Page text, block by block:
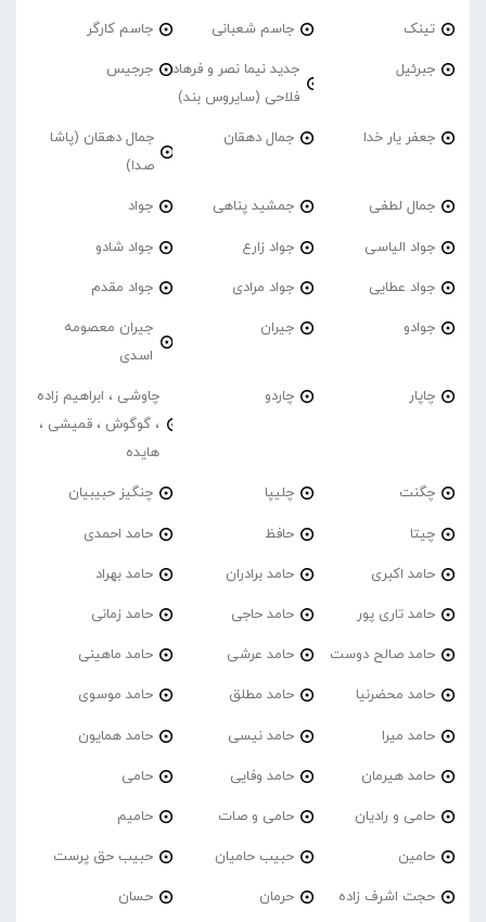
تینک جاسم شعبانی جاسم کارگر
جبرئیل
جدید نیما نصر و فرهاد
فلاحی (سایروس بند)
جرجیس
جعفر یار خدا جمال دهقان
جمال دهقان (پاشا
صدا)
جمال لطفی جمشید پناهی جواد
جواد الیاسی جواد زارع جواد شادو
جواد عطایی جواد مرادی جواد مقدم
جوادو جیران
جیران معصومه
اسدی
چاپار چاردو
چاوشی ، ابراهیم زاده
، گوگوش ، قمیشی ،
هایده
چگنت چلیپا چنگیز حبیبیان
چیتا حافظ حامد احمدی
حامد اکبری حامد برادران حامد بهراد
حامد تاری پور حامد حاجی حامد زمانی
حامد صالح دوست حامد عرشی حامد ماهینی
حامد محضرنیا حامد مطلق حامد موسوی
حامد میرا حامد نیسی حامد همایون
حامد هیرمان حامد وفایی حامی
حامی و رادیان حامی و صات حامیم
حامین حبیب حامیان حبیب حق پرست
حجت اشرف زاده حرمان حسان